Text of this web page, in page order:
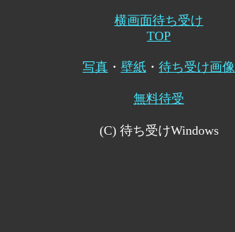
横画面待ち受け
TOP
写真 ・ 壁紙 ・ 待ち受け画像
無料待受
(C) 待ち受けWindows